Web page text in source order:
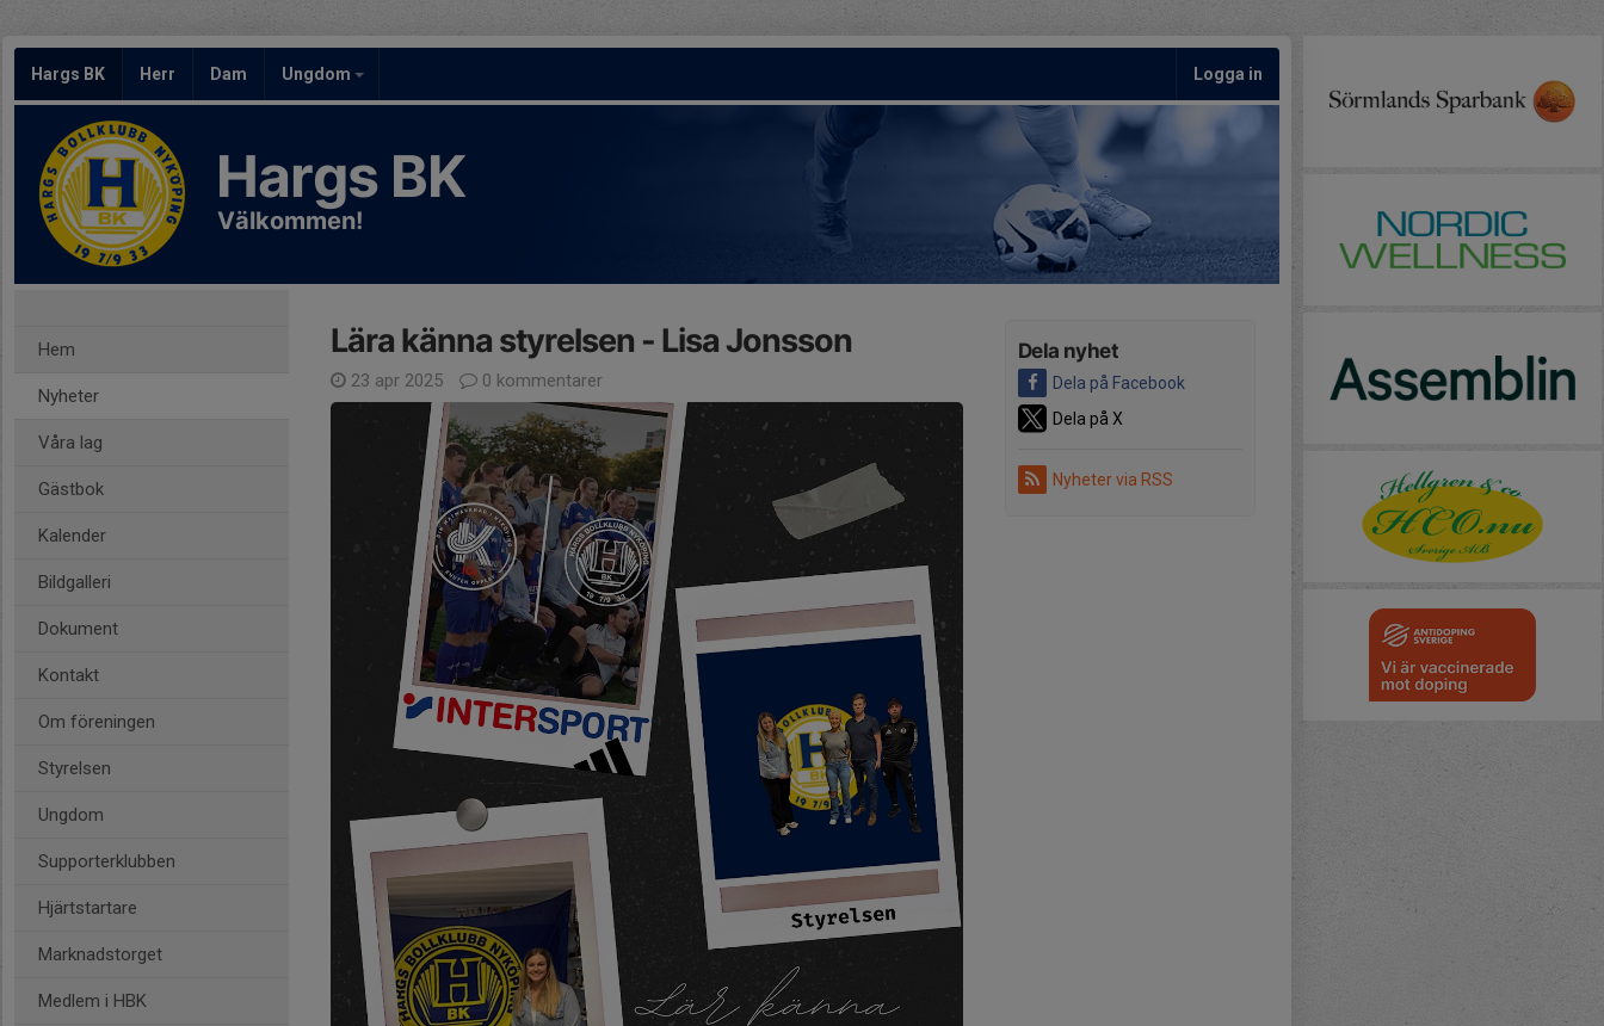
Hargs BK Herr Dam Ungdom Logga in
Hargs BK
Välkommen!
Hem
Nyheter
Våra lag
Gästbok
Kalender
Bildgalleri
Dokument
Kontakt
Om föreningen
Styrelsen
Ungdom
Supporterklubben
Hjärtstartare
Marknadstorget
Medlem i HBK
Dela nyhet
Dela på Facebook
Dela på X
Nyheter via RSS
Lära känna styrelsen - Lisa Jonsson
23 apr 2025 0 kommentarer